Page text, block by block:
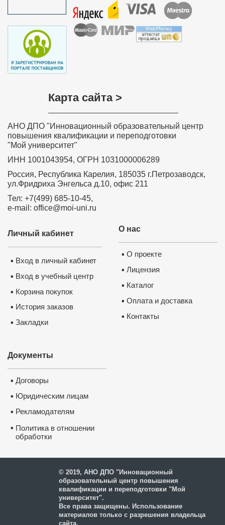
Карта сайта >
АНО ДПО "Инновационный образовательный центр
повышения квалификации и переподготовки
"Мой университет"
ИНН 1001043954, ОГРН 1031000006289
Россия, Республика Карелия, 185035 г.Петрозаводск,
ул.Фридриха Энгельса д.10, офис 211
Тел: +7(499) 685-10-45,
e-mail: office@moi-uni.ru
О нас
• О проекте
• Лицензия
• Каталог
• Оплата и доставка
• Контакты
Личный кабинет
• Вход в личный кабинет
• Вход в учебный центр
• Корзина покупок
• История заказов
• Закладки
Документы
• Договоры
• Юридическим лицам
• Рекламодателям
• Политика в отношении
обработки
© 2019, АНО ДПО "Инновационный
образовательный центр повышения
квалификации и переподготовки "Мой
университет".
Все права защищены. Использование
материалов только с разрешения владельца
сайта.